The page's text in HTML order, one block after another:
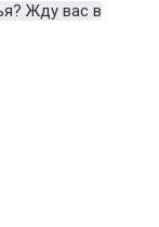
Жду вас в